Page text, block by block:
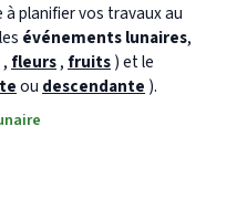
à planifier vos travaux au
événements lunaires,
, fleurs, fruits) et le
ou descendante ).